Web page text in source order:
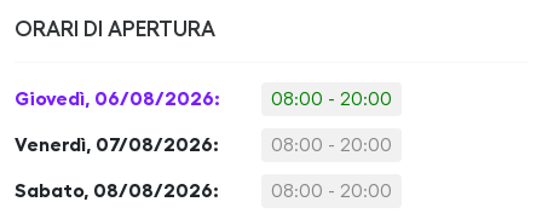
ORARI DI APERTURA
Giovedì, 06/08/2026: 08:00 - 20:00
Venerdì, 07/08/2026: 08:00 - 20:00
Sabato, 08/08/2026: 08:00 - 20:00